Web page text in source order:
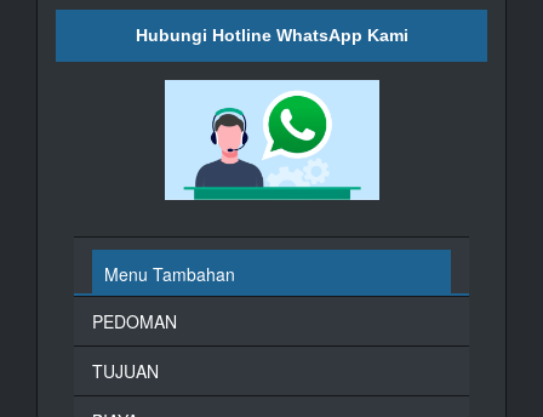
Hubungi Hotline WhatsApp Kami
Menu Tambahan
PEDOMAN
TUJUAN